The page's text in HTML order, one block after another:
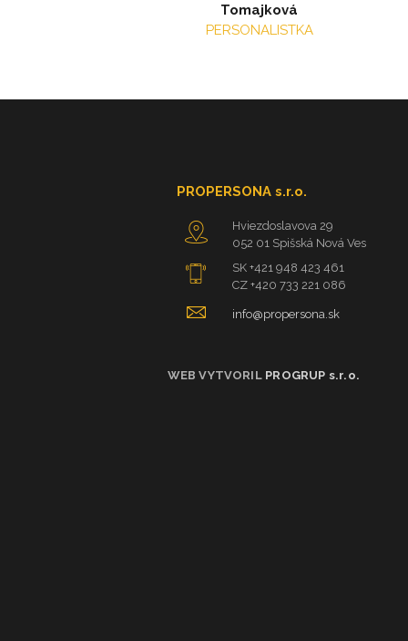
Tomajková
PERSONALISTKA
PROPERSONA s.r.o.
Hviezdoslavova 29
052 01 Spišská Nová Ves
SK +421 948 423 461
CZ +420 733 221 086
info@propersona.sk
WEB VYTVORIL PROGRUP s.r.o.